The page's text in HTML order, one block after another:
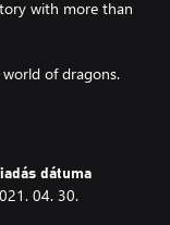
with more than
of dragons.
dátuma
04. 30.